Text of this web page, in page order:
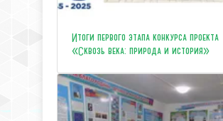
Итоги первого этапа конкурса проекта
«Сквозь века: природа и история»